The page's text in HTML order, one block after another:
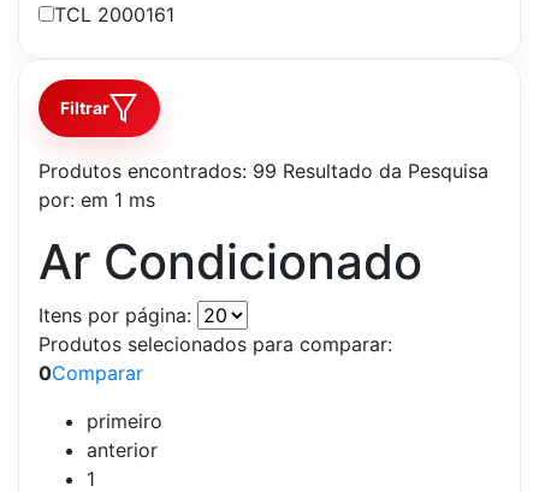
TCL 2000161
Filtrar
Produtos encontrados: 99 Resultado da Pesquisa
por: em 1 ms
Ar Condicionado
Itens por página:
Produtos selecionados para comparar:
0Comparar
primeiro
anterior
1